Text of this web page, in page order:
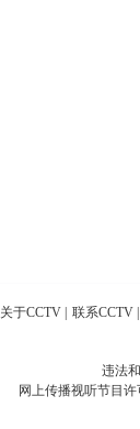
关于CCTV 联系CCTV
违法
网上传播视听节目许